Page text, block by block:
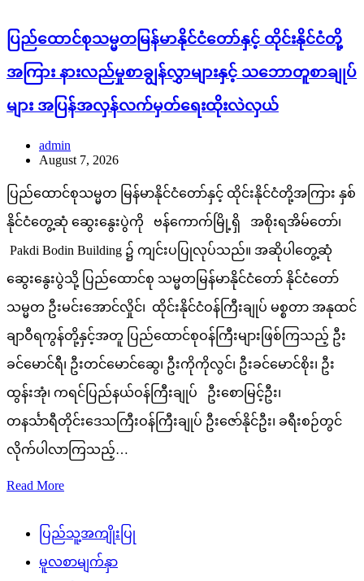
ပြည်ထောင်စုသမ္မတမြန်မာနိုင်ငံတော်နှင့် ထိုင်းနိုင်ငံတို့
အကြား နားလည်မှုစာချွန်လွှာများနှင့် သဘောတူစာချုပ်
များ အပြန်အလှန်လက်မှတ်ရေးထိုးလဲလှယ်
admin
August 7, 2026
ပြည်ထောင်စုသမ္မတ မြန်မာနိုင်ငံတော်နှင့် ထိုင်းနိုင်ငံတို့အကြား နှစ်
နိုင်ငံတွေ့ဆုံ ဆွေးနွေးပွဲကို ဗန်ကောက်မြို့ရှိ အစိုးရအိမ်တော်၊
Pakdi Bodin Building ၌ ကျင်းပပြုလုပ်သည်။ အဆိုပါတွေ့ဆုံ
ဆွေးနွေးပွဲသို့ ပြည်ထောင်စု သမ္မတမြန်မာနိုင်ငံတော် နိုင်ငံတော်
သမ္မတ ဦးမင်းအောင်လှိုင်၊ ထိုင်းနိုင်ငံဝန်ကြီးချုပ် မစ္စတာ အနုထင်
ချာဝီရကွန်တို့နှင့်အတူ ပြည်ထောင်စုဝန်ကြီးများဖြစ်ကြသည့် ဦး
ခင်မောင်ရီ၊ ဦးတင်မောင်ဆွေ၊ ဦးကိုကိုလွင်၊ ဦးခင်မောင်စိုး၊ ဦး
ထွန်းအုံ၊ ကရင်ပြည်နယ်ဝန်ကြီးချုပ် ဦးစောမြင့်ဦး၊
တနင်္သာရီတိုင်းဒေသကြီးဝန်ကြီးချုပ် ဦးဇော်နိုင်ဦး၊ ခရီးစဉ်တွင်
လိုက်ပါလာကြသည့်…
Read More
ပြည်သူ့အကျိုးပြု
မူလစာမျက်နှာ